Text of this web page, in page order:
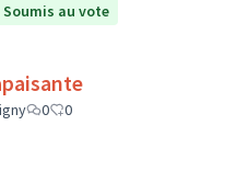
Soumis au vote
0
0